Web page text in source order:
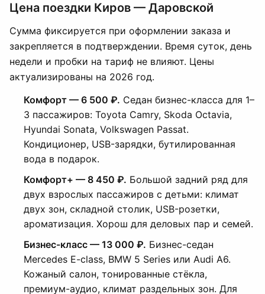
Цена поездки Киров — Даровской
Сумма фиксируется при оформлении заказа и
закрепляется в подтверждении. Время суток, день
недели и пробки на тариф не влияют. Цены
актуализированы на 2026 год.
Комфорт — 6 500 ₽. Седан бизнес-класса для 1–
3 пассажиров: Toyota Camry, Skoda Octavia,
Hyundai Sonata, Volkswagen Passat.
Кондиционер, USB-зарядки, бутилированная
вода в подарок.
Комфорт+ — 8 450 ₽. Большой задний ряд для
двух взрослых пассажиров с детьми: климат
двух зон, складной столик, USB-розетки,
ароматизация. Хорош для деловых пар и семей.
Бизнес-класс — 13 000 ₽. Бизнес-седан
Mercedes E-class, BMW 5 Series или Audi A6.
Кожаный салон, тонированные стёкла,
премиум-аудио, климат раздельных зон. Для